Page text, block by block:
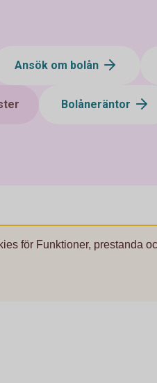
Ansök om bolån
Bolåneräntor
för Funktioner, prestanda